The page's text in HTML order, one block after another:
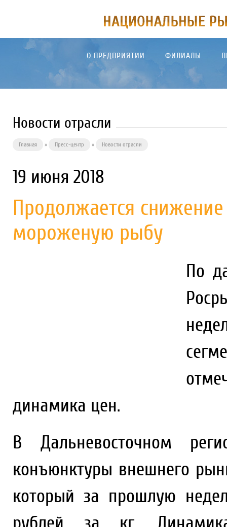
О ПРЕДПРИЯТИИ ФИЛИАЛЫ
Новости отрасли
Главная » Пресс-центр » Новости отрасли
19 июня 2018
Продолжается
мороженую рыбу
По
динамика цен.
В Дальневосточном
конъюнктуры внешнего
который за прошлую